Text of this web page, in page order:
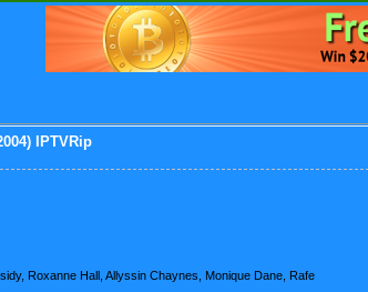
IPTVRip
Roxanne Hall, Allyssin Chaynes, Monique Dane, Rafe